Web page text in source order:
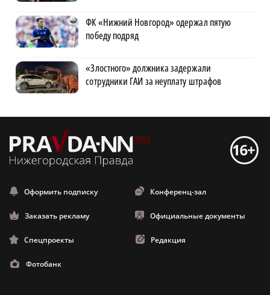
ФК «Нижний Новгород» одержал пятую
победу подряд
«Злостного» должника задержали
сотрудники ГАИ за неуплату штрафов
Оформить подписку Конференц-зал
Заказать рекламу Официальные документы
Спецпроекты Редакция
Фотобанк